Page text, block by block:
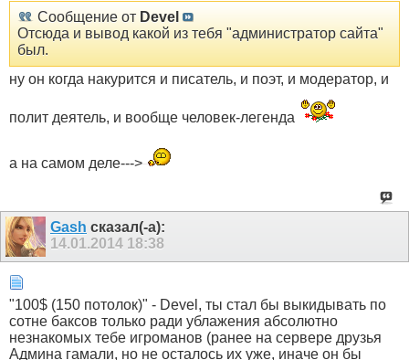
Сообщение от Devel
Отсюда и вывод какой из тебя "администратор сайта"
был.
ну он когда накурится и писатель, и поэт, и модератор, и
полит деятель, и вообще человек-легенда
а на самом деле--->
Gash сказал(-а):
14.01.2014 18:38
"100$ (150 потолок)" - Devel, ты стал бы выкидывать по
сотне баксов только ради ублажения абсолютно
незнакомых тебе игроманов (ранее на сервере друзья
Админа гамали, но не осталось их уже, иначе он бы